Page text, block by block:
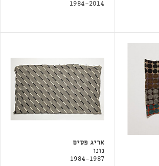
1984-2014
אריג פסים
נונו
1984-1987